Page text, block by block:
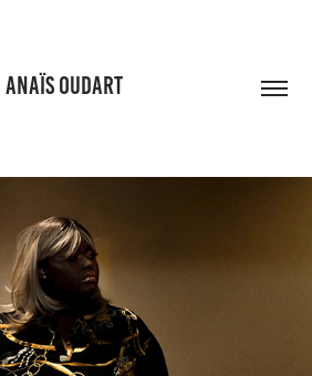
ANAÏS OUDART
HEROÏNES 17